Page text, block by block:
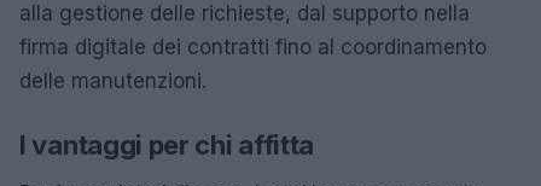
alla gestione delle richieste, dal supporto nella
firma digitale dei contratti fino al coordinamento
delle manutenzioni.
I vantaggi per chi affitta